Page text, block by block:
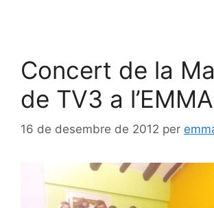
Concert de la
de TV3 a l’EMMA
16 de desembre de 2012 per